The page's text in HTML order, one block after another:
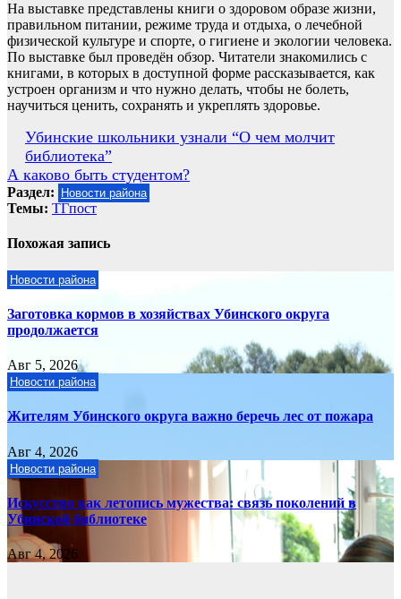
На выставке представлены книги о здоровом образе жизни,
правильном питании, режиме труда и отдыха, о лечебной
физической культуре и спорте, о гигиене и экологии человека.
По выставке был проведён обзор. Читатели знакомились с
книгами, в которых в доступной форме рассказывается, как
устроен организм и что нужно делать, чтобы не болеть,
научиться ценить, сохранять и укреплять здоровье.
Навигация
по
записям
Убинские школьники узнали “О чем молчит
библиотека”
А каково быть студентом?
Раздел: Новости района
Темы: ТГпост
Похожая запись
Новости района
Заготовка кормов в хозяйствах Убинского округа
продолжается
Авг 5, 2026
Новости района
Жителям Убинского округа важно беречь лес от пожара
Авг 4, 2026
Новости района
Искусство как летопись мужества: связь поколений в
Убинской библиотеке
Авг 4, 2026